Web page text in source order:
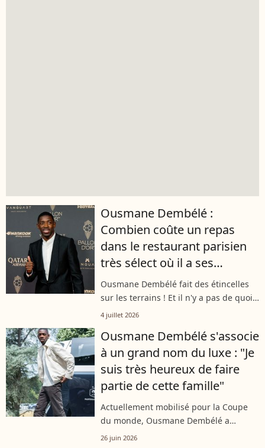
Ousmane Dembélé :
Combien coûte un repas
dans le restaurant parisien
très sélect où il a ses
habitudes ?
Ousmane Dembélé fait des étincelles
sur les terrains ! Et il n'y a pas de quoi
s'en étonner. Le footballeur, qui espère
victoire en cette Coupe du...
4 juillet 2026
Ousmane Dembélé s'associe
à un grand nom du luxe : "Je
suis très heureux de faire
partie de cette famille"
Actuellement mobilisé pour la Coupe
du monde, Ousmane Dembélé a
récemment dévoilé une toute nouvelle
26 juin 2026